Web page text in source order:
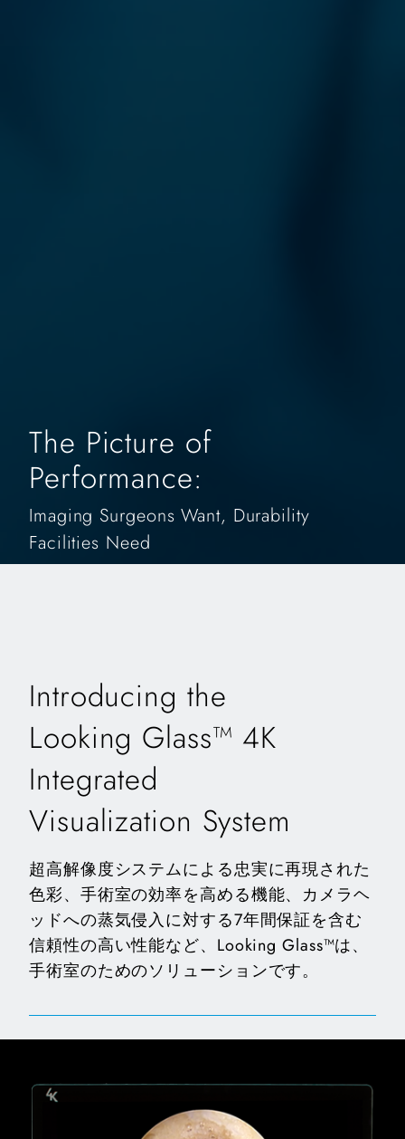
The Picture of
Performance:
Imaging Surgeons Want, Durability
Facilities Need
Introducing the
Looking Glass™ 4K
Integrated
Visualization System
超高解像度システムによる忠実に再現された
色彩、手術室の効率を高める機能、カメラヘ
ッドへの蒸気侵入に対する7年間保証を含む
信頼性の高い性能など、Looking Glass™は、
手術室のためのソリューションです。